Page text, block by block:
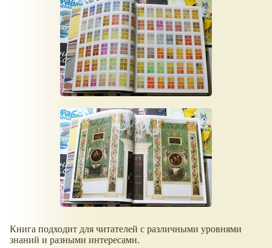
Книга подходит для читателей с различными уровнями
знаний и разными интересами.